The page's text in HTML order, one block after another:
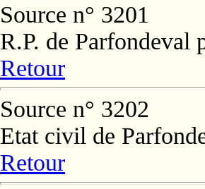
Source n° 3201
R.P. de Parfondeval
Retour
Source n° 3202
Etat civil de
Retour